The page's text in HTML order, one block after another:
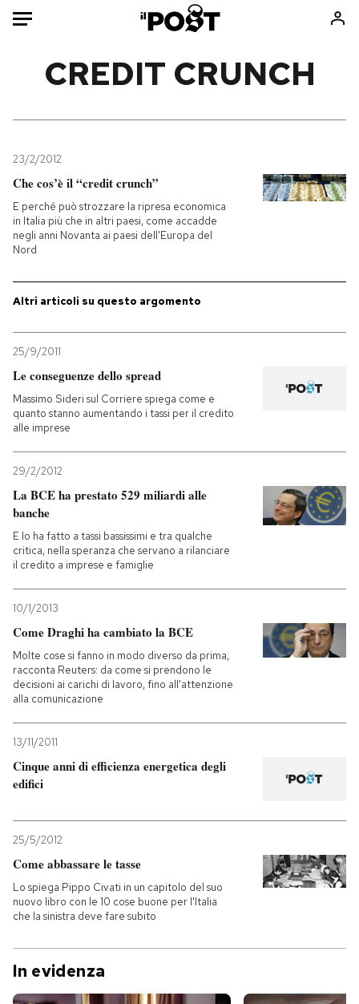
Mondo
Politica
Tecnologia
Internet
Economia
Consumismi
Storie/Idee
Ok Boomer!
PODCAST
I MIEI PREFERITI
SHOP
CALENDARIO
AREA PERSONALE
Entra
CREDIT CRUNCH
23/2/2012
Che cos’è il “credit crunch”
E perché può strozzare la ripresa economica
in Italia più che in altri paesi, come accadde
negli anni Novanta ai paesi dell'Europa del
Nord
Altri articoli su questo argomento
25/9/2011
Le conseguenze dello spread
Massimo Sideri sul Corriere spiega come e
quanto stanno aumentando i tassi per il credito
alle imprese
29/2/2012
La BCE ha prestato 529 miliardi alle
banche
E lo ha fatto a tassi bassissimi e tra qualche
critica, nella speranza che servano a rilanciare
il credito a imprese e famiglie
10/1/2013
Come Draghi ha cambiato la BCE
Molte cose si fanno in modo diverso da prima,
racconta Reuters: da come si prendono le
decisioni ai carichi di lavoro, fino all'attenzione
alla comunicazione
13/11/2011
Cinque anni di efficienza energetica degli
edifici
25/5/2012
Come abbassare le tasse
Lo spiega Pippo Civati in un capitolo del suo
nuovo libro con le 10 cose buone per l'Italia
che la sinistra deve fare subito
In evidenza